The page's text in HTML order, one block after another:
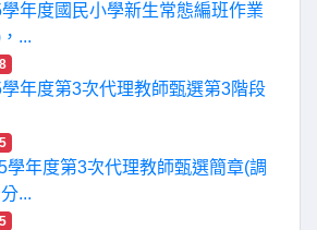
年度國民小學新生常態編班作業
...
年度第3次代理教師甄選第3階段
學年度第3次代理教師甄選簡章(調
...